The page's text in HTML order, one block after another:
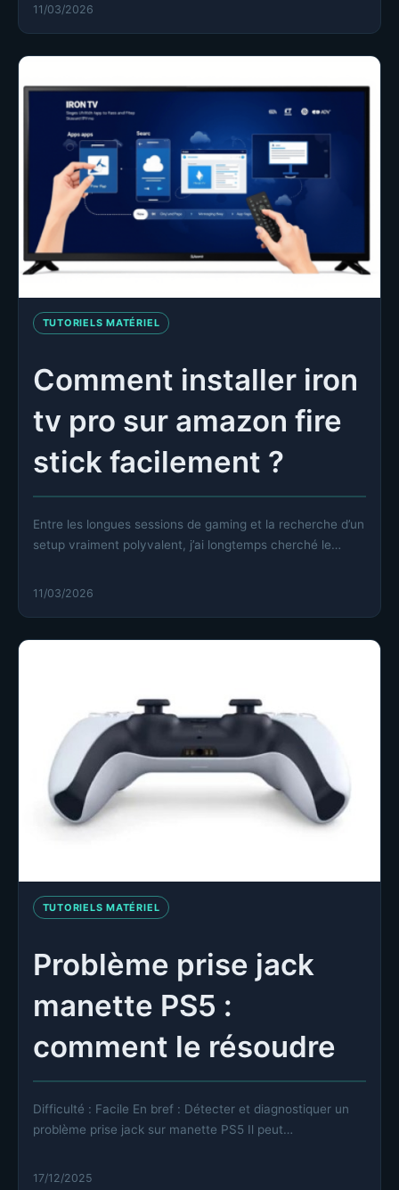
11/03/2026
TUTORIELS MATÉRIEL
Comment installer iron
tv pro sur amazon fire
stick facilement ?
Entre les longues sessions de gaming et la recherche d’un
setup vraiment polyvalent, j’ai longtemps cherché le
11/03/2026
TUTORIELS MATÉRIEL
Problème prise jack
manette PS5 :
comment le résoudre
Difficulté : Facile En bref : Détecter et diagnostiquer un
problème prise jack sur manette PS5 Il peut…
17/12/2025